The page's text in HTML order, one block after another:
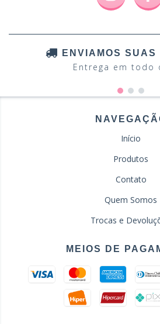
ENVIAMOS SUAS
Entrega em todo
Início
Produtos
Contato
Quem Somos
Trocas e
MEIOS DE